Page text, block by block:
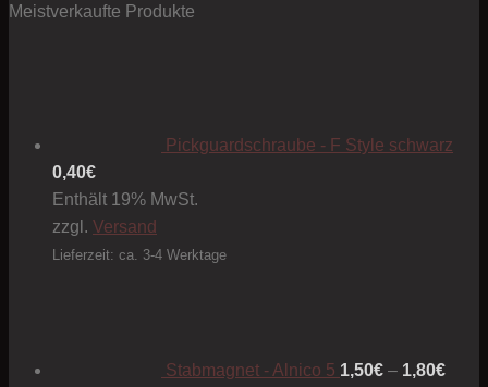
Meistverkaufte Produkte
Pickguardschraube - F Style schwarz
0,40€
Enthält 19% MwSt.
zzgl. Versand
Lieferzeit: ca. 3-4 Werktage
Stabmagnet - Alnico 5 1,50€ – 1,80€1,80€